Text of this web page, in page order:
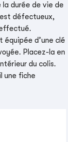
durée de vie de
est défectueux,
d’une clé
Placez-la en
du colis.
une fiche